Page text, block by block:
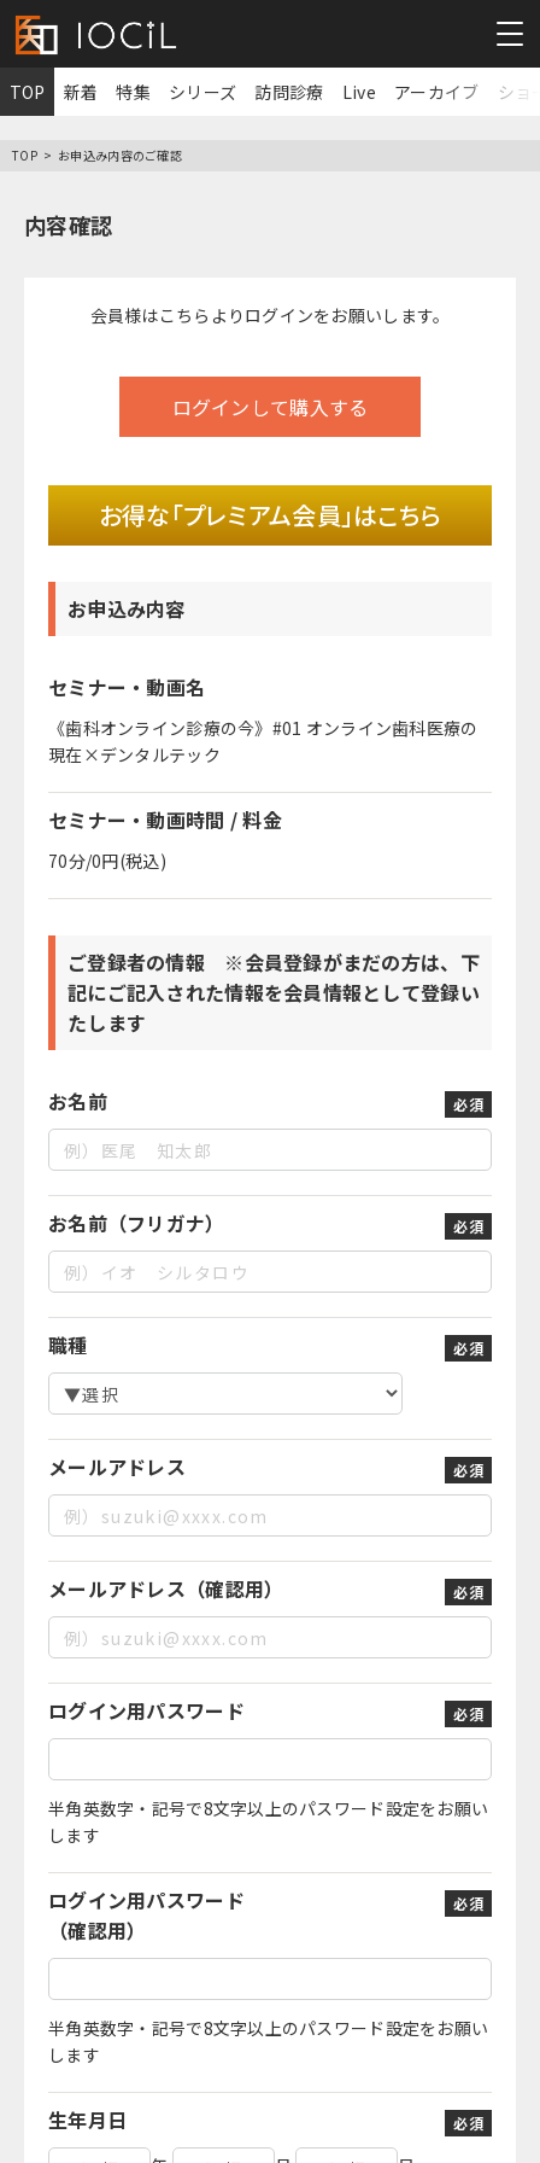
TOP 新着 特集 シリーズ 訪問診療 Live アーカイブ ショ
TOP お申込み内容のご確認
内容確認
会員様はこちら よりログインをお願いします。
ログインして購入する
お得な「プレミアム会員」はこちら
お申込み内容
セミナー・動画名
《歯科オンライン診療の今》#01 オンライン歯科医療の
現在×デンタルテック
セミナー・動画時間 / 料金
70分/0円(税込)
ご登録者の情報 ※会員登録がまだの方は、下
記にご記入された情報を会員情報として登録い
たします
お名前 必須
お名前（フリガナ） 必須
職種 必須
メールアドレス 必須
メールアドレス（確認用） 必須
ログイン用パスワード 必須
半角英数字・記号で8文字以上のパスワード設定をお願い
します
ログイン用パスワード
（確認用）
必須
半角英数字・記号で8文字以上のパスワード設定をお願い
します
生年月日 必須